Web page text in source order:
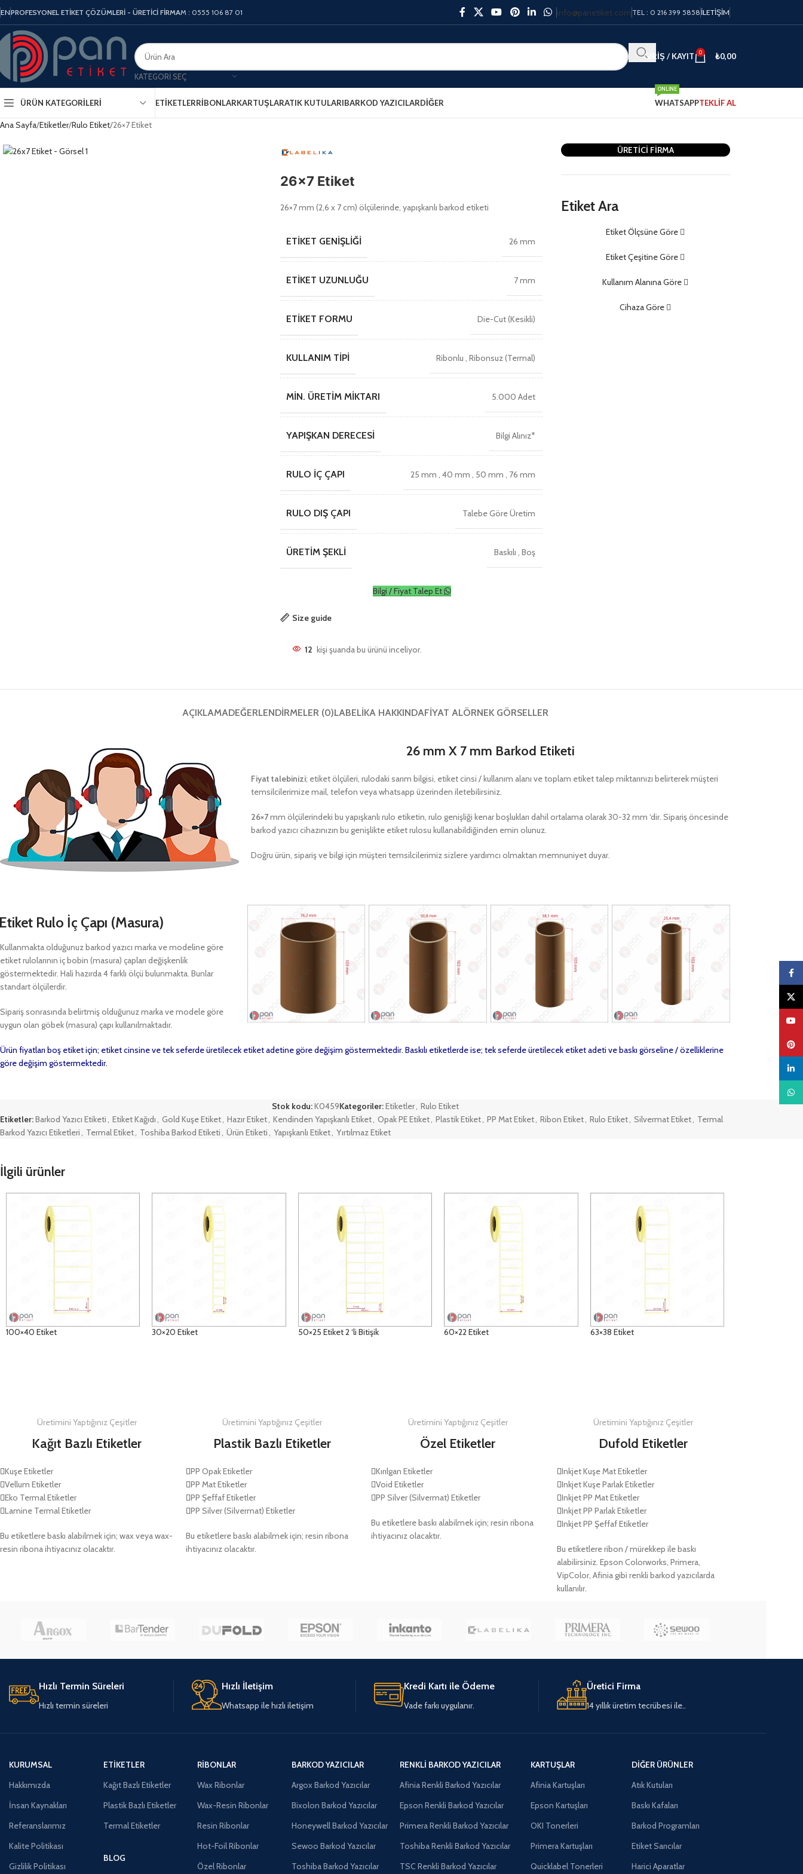
ENPROFESYONEL ETİKET ÇÖZÜMLERİ - ÜRETİCİ FİRMAM : 0555 106 87 01 info@panetiket.com TEL : 0 216 399 5858 İLETIŞIM
KATEGORI SEÇ
GIRIŞ / KAYIT 0 ₺0,00
ÜRÜN KATEGORILERI ETIKETLERRIBONLARKARTUŞLARATIK KUTULARIBARKOD YAZICILARDIĞER WHATSAPP
ONLINE
TEKLİF AL
Ana Sayfa Etiketler Rulo Etiket 26×7 Etiket
26×7 Etiket
26×7 mm (2,6 x 7 cm) ölçülerinde, yapışkanlı barkod etiketi
ETIKET GENIŞLIĞI 26 mm
ETIKET UZUNLUĞU 7 mm
ETIKET FORMU Die-Cut (Kesikli)
KULLANIM TIPI Ribonlu ,Ribonsuz (Termal)
MIN. ÜRETIM MIKTARI 5.000 Adet
YAPIŞKAN DERECESI Bilgi Alınız*
RULO İÇ ÇAPI 25 mm ,40 mm , 50 mm , 76 mm
RULO DIŞ ÇAPI Talebe Göre Üretim
ÜRETIM ŞEKLI Baskılı ,Boş
Bilgi / Fiyat Talep Et
Size guide
12 kişi şuanda bu ürünü inceliyor.
ÜRETİCİ FİRMA
Etiket Ara
Etiket Ölçsüne Göre
Etiket Çeşitine Göre
Kullanım Alanına Göre
Cihaza Göre
AÇIKLAMADEĞERLENDIRMELER (0)LABELIKA HAKKINDAFIYAT ALÖRNEK GÖRSELLER
26 mm X 7 mm Barkod Etiketi
Fiyat talebinizi; etiket ölçüleri, rulodaki sarım bilgisi, etiket cinsi / kullanım alanı ve toplam etiket talep miktarınızı belirterek müşteri
temsilcilerimize mail, telefon veya whatsapp üzerinden iletebilirsiniz.
26×7mm ölçülerindeki bu yapışkanlı rulo etiketin, rulo genişliği kenar boşlukları dahil ortalama olarak 30-32 mm ‘dir. Sipariş öncesinde
barkod yazıcı cihazınızın bu genişlikte etiket rulosu kullanabildiğinden emin olunuz.
Doğru ürün, sipariş ve bilgi için müşteri temsilcilerimiz sizlere yardımcı olmaktan memnuniyet duyar.
Rulo İç Çapı (Masura)
Kullanmakta olduğunuz barkod yazıcı marka ve modeline göre
etiket rulolarının iç bobin (masura) çapları değişkenlik
göstermektedir. Hali hazırda 4 farklı ölçü bulunmakta. Bunlar
standart ölçülerdir.
Sipariş sonrasında belirtmiş olduğunuz marka ve modele göre
uygun olan göbek (masura) çapı kullanılmaktadır.
Ürün fiyatları boş etiket için; etiket cinsine ve tek seferde üretilecek etiket adetine göre değişim göstermektedir. Baskılı etiketlerde ise; tek seferde üretilecek etiket adeti ve baskı görseline / özelliklerine
göre değişim göstermektedir.
Stok kodu:K0459Kategoriler:Etiketler, Rulo Etiket
Etiketler:Barkod Yazıcı Etiketi, Etiket Kağıdı, Gold Kuşe Etiket, Hazır Etiket, Kendinden Yapışkanlı Etiket, Opak PE Etiket, Plastik Etiket, PP Mat Etiket, Ribon Etiket, Rulo Etiket, Silvermat Etiket, Termal
Barkod Yazıcı Etiketleri, Termal Etiket, Toshiba Barkod Etiketi, Ürün Etiketi, Yapışkanlı Etiket, Yırtılmaz Etiket
İlgili ürünler
100×40 Etiket 30×20 Etiket 50×25 Etiket 2 ‘li Bitişik 60×22 Etiket 63×38 Etiket
Üretimini Yaptığınız Çeşitler
Kağıt Bazlı Etiketler
Kuşe Etiketler
Vellum Etiketler
Eko Termal Etiketler
Lamine Termal Etiketler
Bu etiketlere baskı alabilmek için; wax veya wax-
resin ribona ihtiyacınız olacaktır.
Üretimini Yaptığınız Çeşitler
Plastik Bazlı Etiketler
PP Opak Etiketler
PP Mat Etiketler
PP Şeffaf Etiketler
PP Silver (Silvermat) Etiketler
Bu etiketlere baskı alabilmek için; resin ribona
ihtiyacınız olacaktır.
Üretimini Yaptığınız Çeşitler
Özel Etiketler
Kırılgan Etiketler
Void Etiketler
PP Silver (Silvermat) Etiketler
Bu etiketlere baskı alabilmek için; resin ribona
ihtiyacınız olacaktır.
Üretimini Yaptığınız Çeşitler
Dufold Etiketler
Inkjet Kuşe Mat Etiketler
Inkjet Kuşe Parlak Etiketler
Inkjet PP Mat Etiketler
Inkjet PP Parlak Etiketler
Inkjet PP Şeffaf Etiketler
Bu etiketlere ribon / mürekkep ile baskı
alabilirsiniz. Epson Colorworks, Primera,
VipColor, Afinia gibi renkli barkod yazıcılarda
kullanılır.
Hızlı Termin Süreleri
Hızlı termin süreleri
Hızlı İletişim
Whatsapp ile hızlı iletişim
Kredi Kartı ile Ödeme
Vade farkı uygulanır.
Üretici Firma
14 yıllık üretim tecrübesi ile..
KURUMSAL
Hakkımızda
İnsan Kaynakları
Referanslarımız
Kalite Politikası
Gizlilik Politikası
ETIKETLER
Kağıt Bazlı Etiketler
Plastik Bazlı Etiketler
Termal Etiketler
BLOG
RIBONLAR
Wax Ribonlar
Wax-Resin Ribonlar
Resin Ribonlar
Hot-Foil Ribonlar
Özel Ribonlar
BARKOD YAZICILAR
Argox Barkod Yazıcılar
Bixolon Barkod Yazıcılar
Honeywell Barkod Yazıcılar
Sewoo Barkod Yazıcılar
Toshiba Barkod Yazıcılar
RENKLI BARKOD YAZICILAR
Afinia Renkli Barkod Yazıcılar
Epson Renkli Barkod Yazıcılar
Primera Renkli Barkod Yazıcılar
Toshiba Renkli Barkod Yazıcılar
TSC Renkli Barkod Yazıcılar
KARTUŞLAR
Afinia Kartuşları
Epson Kartuşları
OKI Tonerleri
Primera Kartuşları
Quicklabel Tonerleri
DIĞER ÜRÜNLER
Atık Kutuları
Baskı Kafaları
Barkod Programları
Etiket Sarıcılar
Harici Aparatlar